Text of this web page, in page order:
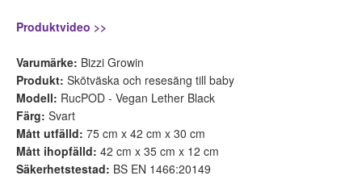
Produktvideo >>
Varumärke: Bizzi Growin
Produkt: Skötväska och resesäng till baby
Modell: RucPOD - Vegan Lether Black
Färg: Svart
Mått utfälld: 75 cm x 42 cm x 30 cm
Mått ihopfälld: 42 cm x 35 cm x 12 cm
Säkerhetstestad: BS EN 1466:20149